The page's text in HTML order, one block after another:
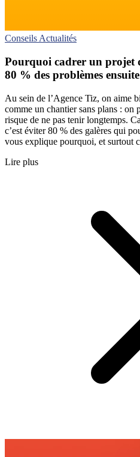
Conseils Actualités
Pourquoi cadrer un projet
80 % des problèmes
Au sein de l’Agence Tiz, on aime
comme un chantier sans plans : on
risque de ne pas tenir longtemps.
c’est éviter 80 % des galères qui
vous explique pourquoi, et
Lire plus